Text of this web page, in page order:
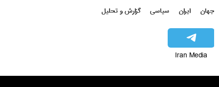
جهان ایران سیاسی گزارش و تحلیل
Iran Media